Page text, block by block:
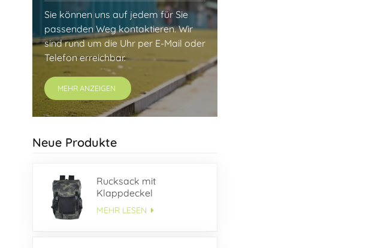
Sie können uns auf jedem für Sie
passenden Weg kontaktieren. Wir
sind rund um die Uhr per E-Mail oder
Telefon erreichbar.
MEHR ANZEIGEN
Neue Produkte
Rucksack mit
Klappdeckel
MEHR LESEN